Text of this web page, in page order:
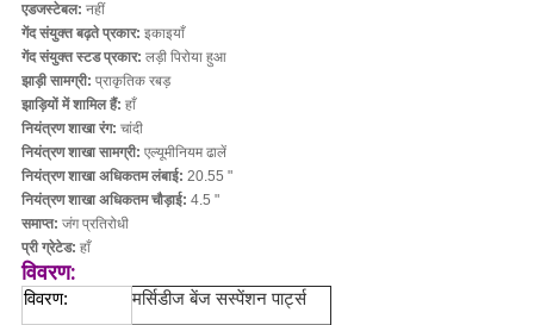
एडजस्टेबल: नहीं
गेंद संयुक्त बढ़ते प्रकार: इकाइयाँ
गेंद संयुक्त स्टड प्रकार: लड़ी पिरोया हुआ
झाड़ी सामग्री: प्राकृतिक रबड़
झाड़ियों में शामिल हैं: हाँ
नियंत्रण शाखा रंग: चांदी
नियंत्रण शाखा सामग्री: एल्यूमीनियम ढालें
नियंत्रण शाखा अधिकतम लंबाई: 20.55 "
नियंत्रण शाखा अधिकतम चौड़ाई: 4.5 "
समाप्त: जंग प्रतिरोधी
प्री ग्रेटेड: हाँ
विवरण:
विवरण:
मर्सिडीज बेंज सस्पेंशन पार्ट्स